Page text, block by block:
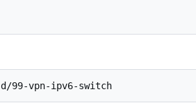
99-vpn-ipv6-switch